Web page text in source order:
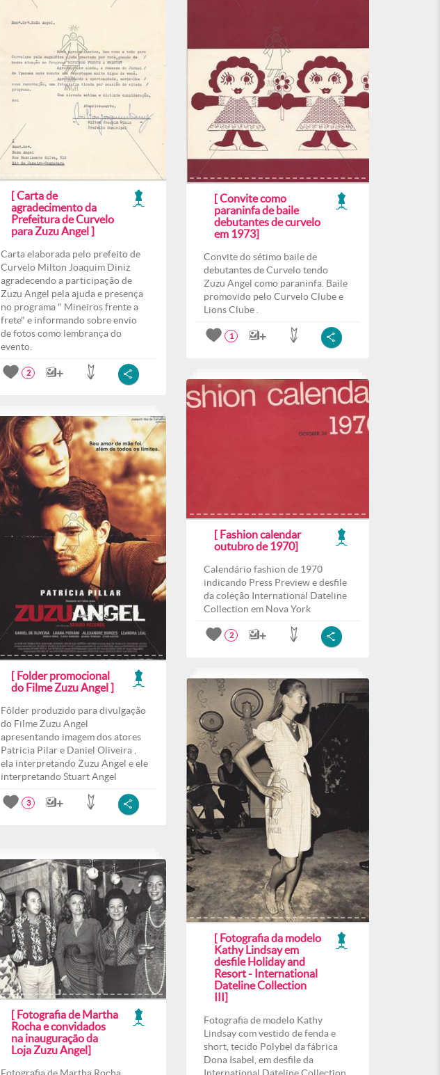
[ Carta de
agradecimento da
Prefeitura de Curvelo
para Zuzu Angel ]
Carta elaborada pelo prefeito de
Curvelo Milton Joaquim Diniz
agradecendo a participação de
Zuzu Angel pela ajuda e presença
no programa " Mineiros frente a
frete" e informando sobre envio
de fotos como lembrança do
evento.
2
[ Convite como
paraninfa de baile
debutantes de curvelo
em 1973]
Convite do sétimo baile de
debutantes de Curvelo tendo
Zuzu Angel como paraninfa. Baile
promovido pelo Curvelo Clube e
Lions Clube .
1
[ Fashion calendar
outubro de 1970]
Calendário fashion de 1970
indicando Press Preview e desfile
da coleção International Dateline
Collection em Nova York
2
[ Folder promocional
do Filme Zuzu Angel ]
Fôlder produzido para divulgação
do Filme Zuzu Angel
apresentando imagem dos atores
Patricia Pilar e Daniel Oliveira ,
ela interpretando Zuzu Angel e ele
interpretando Stuart Angel
3
[ Fotografia da modelo
Kathy Lindsay em
desfile Holiday and
Resort - International
Dateline Collection
III]
Fotografia de modelo Kathy
Lindsay com vestido de fenda e
short, tecido Polybel da fábrica
Dona Isabel, em desfile da
[ Fotografia de Martha
Rocha e convidados
na inauguração da
Loja Zuzu Angel]